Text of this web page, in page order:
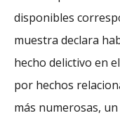
disponibles
muestra declara
hecho delictivo en
por hechos
más numerosas, un